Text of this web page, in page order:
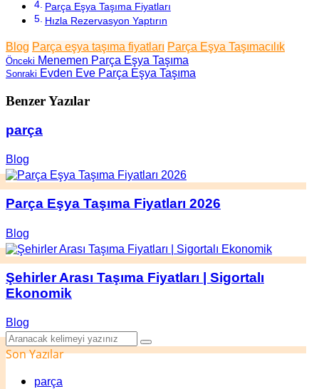
Parça Eşya Taşıma Fiyatları
Hızla Rezervasyon Yaptırın
Blog Parça eşya taşıma fiyatları Parça Eşya Taşımacılık
Önceki Menemen Parça Eşya Taşıma
Sonraki Evden Eve Parça Eşya Taşıma
Benzer Yazılar
parça
Blog
Parça Eşya Taşıma Fiyatları 2026
Blog
Şehirler Arası Taşıma Fiyatları | Sigortalı
Ekonomik
Blog
Son Yazılar
parça